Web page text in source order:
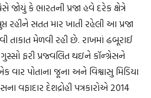
જોયું કે ભારતની પ્રજા હવે દરેક ક્ષેત્રે
રહીને સતત માર ખાતી રહેલી આ પ્રજા
તાકાત મેળવી રહી છે. રાખમાં ઢબૂરાઈ
ગુસ્સો ફરી પ્રજ્વલિત થઇને કૉન્ગ્રેસને
વાર પોતાના જૂના અને વિશ્વાસુ મિડિયા
વફાદાર દેશદ્રોહી પત્રકારોએ 2014